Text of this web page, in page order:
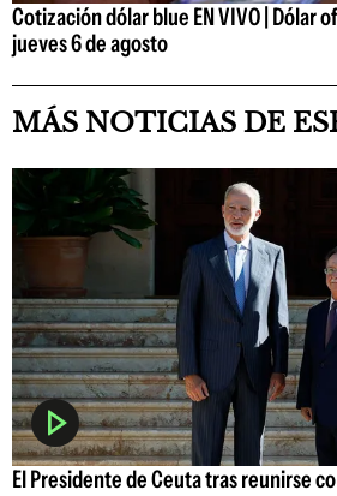
Cotización dólar blue EN VIVO | Dólar
jueves 6 de agosto
MÁS NOTICIAS DE
El Presidente de Ceuta tras reunirse